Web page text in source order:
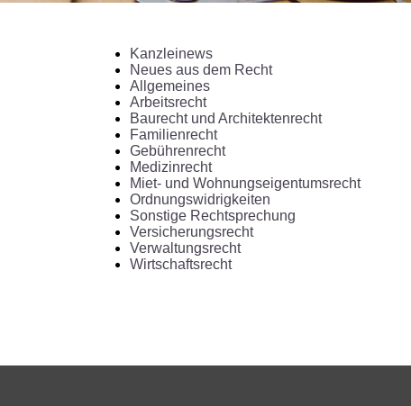
Kanzleinews
Neues aus dem Recht
Allgemeines
Arbeitsrecht
Baurecht und Architektenrecht
Familienrecht
Gebührenrecht
Medizinrecht
Miet- und Wohnungseigentumsrecht
Ordnungswidrigkeiten
Sonstige Rechtsprechung
Versicherungsrecht
Verwaltungsrecht
Wirtschaftsrecht